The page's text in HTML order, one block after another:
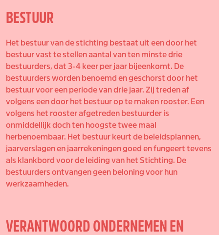
BESTUUR
Het bestuur van de stichting bestaat uit een door het
bestuur vast te stellen aantal van ten minste drie
bestuurders, dat 3-4 keer per jaar bijeenkomt. De
bestuurders worden benoemd en geschorst door het
bestuur voor een periode van drie jaar. Zij treden af
volgens een door het bestuur op te maken rooster. Een
volgens het rooster afgetreden bestuurder is
onmiddellijk doch ten hoogste twee maal
herbenoembaar. Het bestuur keurt de beleidsplannen,
jaarverslagen en jaarrekeningen goed en fungeert tevens
als klankbord voor de leiding van het Stichting. De
bestuurders ontvangen geen beloning voor hun
werkzaamheden.
VERANTWOORD ONDERNEMEN EN